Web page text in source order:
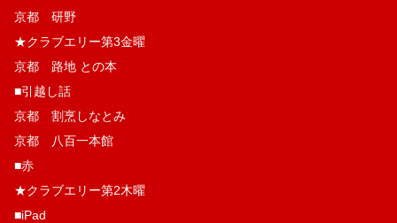
京都 研野
★クラブエリー第3金曜
京都 路地 との本
■引越し話
京都 割烹しなとみ
京都 八百一本館
■赤
★クラブエリー第2木曜
■iPad